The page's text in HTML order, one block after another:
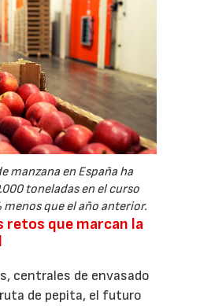
manzana en España ha
toneladas en el curso
que el año anterior.
retos que marcan la
centrales de envasado
de pepita, el futuro